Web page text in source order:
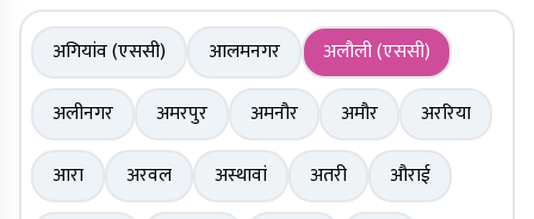
अगियांव (एससी) आलमनगर
अलौली (एससी)
अलीनगर
अमरपुर अमनौर अमौर
अररिया
आरा
अरवल अस्थावां अतरी
औराई